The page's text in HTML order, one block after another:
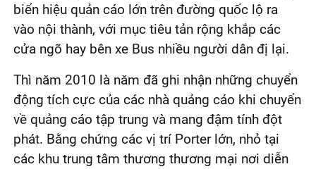
biển hiệu quản cáo lớn trên đường quốc lộ ra
vào nội thành, với mục tiêu tản rộng khắp các
cửa ngõ hay bên xe Bus nhiều người dân đị lại.
Thì năm 2010 là năm đã ghi nhận những chuyển
động tích cực của các nhà quảng cáo khi chuyển
về quảng cáo tập trung và mang đậm tính đột
phát. Bằng chứng các vị trí Porter lớn, nhỏ tại
các khu trung tâm thương thương mại nơi diễn